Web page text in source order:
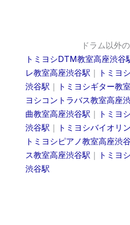
ドラム以外
トミヨシDTM教室高座渋谷
レ教室高座渋谷駅 ｜ トミヨ
渋谷駅 ｜ トミヨシギター教
ヨシコントラバス教室高座
曲教室高座渋谷駅 ｜ トミヨ
渋谷駅 ｜ トミヨシバイオリ
トミヨシピアノ教室高座渋
ス教室高座渋谷駅 ｜ トミヨ
渋谷駅